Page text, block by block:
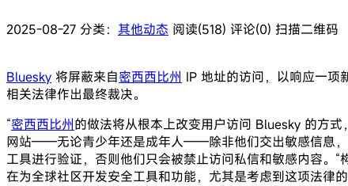
2025-08-27 分类： 其他动态 阅读(518) 评论(0) 扫描二维码
Bluesky 将屏蔽来自密西西比州 IP 地址的访问，以响应一项
相关法律作出最终裁决。
“密西西比州的做法将从根本上改变用户访问 Bluesky 的方式
网站——无论青少年还是成年人——除非他们交出敏感信息，
工具进行验证，否则他们只会被禁止访问私信和敏感内容。
在为全球社区开发安全工具和功能，尤其是考虑到这项法律